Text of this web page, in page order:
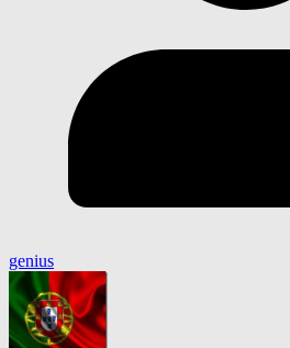
genius